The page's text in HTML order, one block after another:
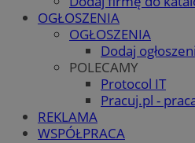
OGŁOSZENIA
OGŁOSZENIA
Dodaj
POLECAMY
Protocol IT
Pracuj.pl -
REKLAMA
WSPÓŁPRACA